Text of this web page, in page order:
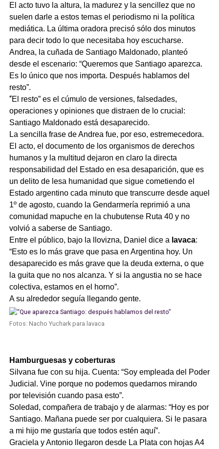
El acto tuvo la altura, la madurez y la sencillez que no
suelen darle a estos temas el periodismo ni la política
mediática. La última oradora precisó sólo dos minutos
para decir todo lo que necesitaba hoy escucharse.
Andrea, la cuñada de Santiago Maldonado, planteó
desde el escenario: “Queremos que Santiago aparezca.
Es lo único que nos importa. Después hablamos del
resto”.
“El resto” es el cúmulo de versiones, falsedades,
operaciones y opiniones que distraen de lo crucial:
Santiago Maldonado está desaparecido.
La sencilla frase de Andrea fue, por eso, estremecedora.
El acto, el documento de los organismos de derechos
humanos y la multitud dejaron en claro la directa
responsabilidad del Estado en esa desaparición, que es
un delito de lesa humanidad que sigue cometiendo el
Estado argentino cada minuto que transcurre desde aquel
1º de agosto, cuando la Gendarmería reprimió a una
comunidad mapuche en la chubutense Ruta 40 y no
volvió a saberse de Santiago.
Entre el público, bajo la llovizna, Daniel dice a lavaca:
“Esto es lo más grave que pasa en Argentina hoy. Un
desaparecido es más grave que la deuda externa, o que
la guita que no nos alcanza. Y si la angustia no se hace
colectiva, estamos en el horno”.
A su alrededor seguía llegando gente.
Fotos: Nacho Yuchark para lavaca
Hamburguesas y coberturas
Silvana fue con su hija. Cuenta: “Soy empleada del Poder
Judicial. Vine porque no podemos quedarnos mirando
por televisión cuando pasa esto”.
Soledad, compañera de trabajo y de alarmas: “Hoy es por
Santiago. Mañana puede ser por cualquiera. Si le pasara
a mi hijo me gustaría que todos estén aquí”.
Graciela y Antonio llegaron desde La Plata con hojas A4